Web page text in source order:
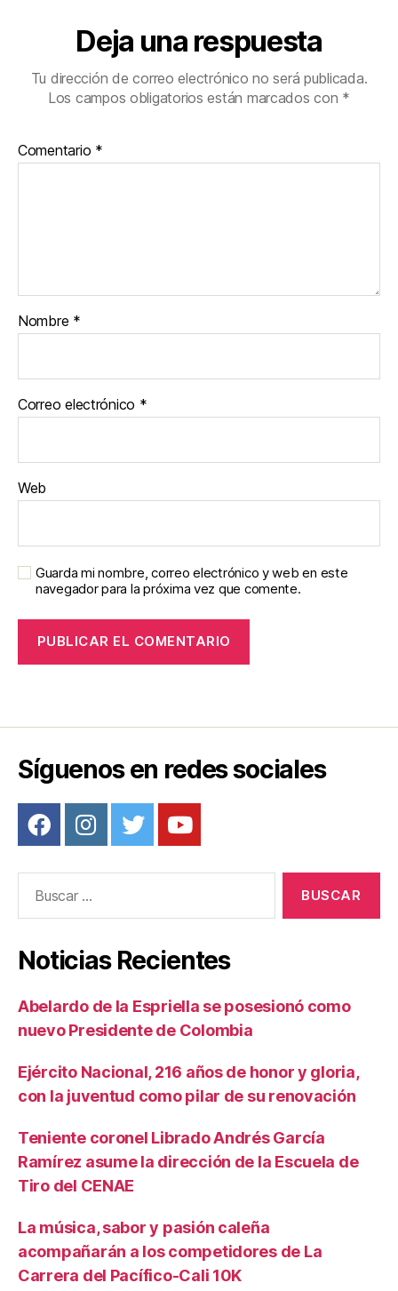
Deja una respuesta
Tu dirección de correo electrónico no será publicada.
Los campos obligatorios están marcados con *
Comentario *
Nombre *
Correo electrónico *
Web
Guarda mi nombre, correo electrónico y web en este
navegador para la próxima vez que comente.
Síguenos en redes sociales
Noticias Recientes
Abelardo de la Espriella se posesionó como
nuevo Presidente de Colombia
Ejército Nacional, 216 años de honor y gloria,
con la juventud como pilar de su renovación
Teniente coronel Librado Andrés García
Ramírez asume la dirección de la Escuela de
Tiro del CENAE
La música, sabor y pasión caleña
acompañarán a los competidores de La
Carrera del Pacífico-Cali 10K